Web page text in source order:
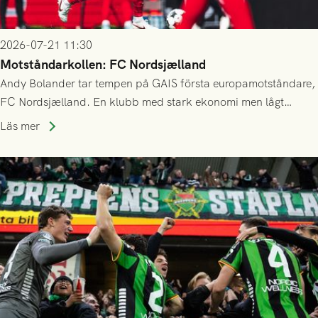
2026-07-21 11:30
Motståndarkollen: FC Nordsjælland
Andy Bolander tar tempen på GAIS första europamotståndare,
FC Nordsjælland. En klubb med stark ekonomi men lågt
publiksnitt, ett lag med både kollektiv styrka och individuell
Läs mer